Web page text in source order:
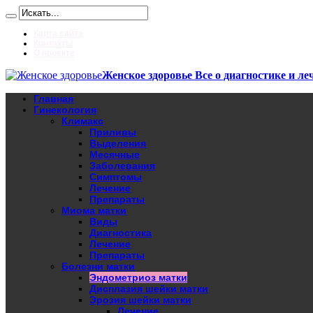
Женское здоровье Все о диагностике и
Главная
Гинекология
Климакс
Приливы
Выделения
Месячные
Заболевания
Симптомы
Лечение
Препараты
Миома матки
Виды
Диагностика
Лечение
Препараты
Болезни матки
Эндометриоз матки
Дисплазия шейки матки
Эрозия шейки матки